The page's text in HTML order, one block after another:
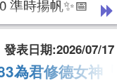
準時揚帆✨📅
直播】https://r.
LINE官方群】D
ht
發表日期:2026/07/17
為君修德女神